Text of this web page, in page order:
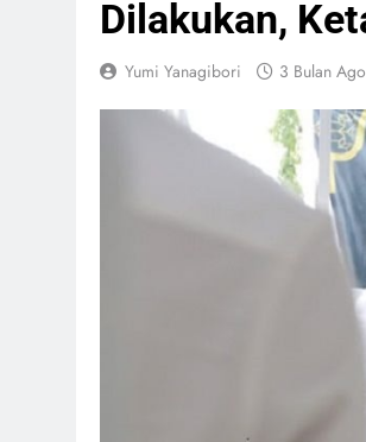
Dilakukan,
Yumi Yanagibori 3 Bulan Ago